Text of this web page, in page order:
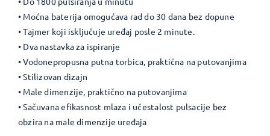
• Moćna baterija omogućava rad do 30 dana bez dopune
• Tajmer koji isključuje uređaj posle 2 minute.
• Dva nastavka za ispiranje
• Vodonepropusna putna torbica, praktična na putovanjima
• Stilizovan dizajn
• Male dimenzije, praktično na putovanjima
• Sačuvana efikasnost mlaza i učestalost pulsacije bez
obzira na male dimenzije uređaja